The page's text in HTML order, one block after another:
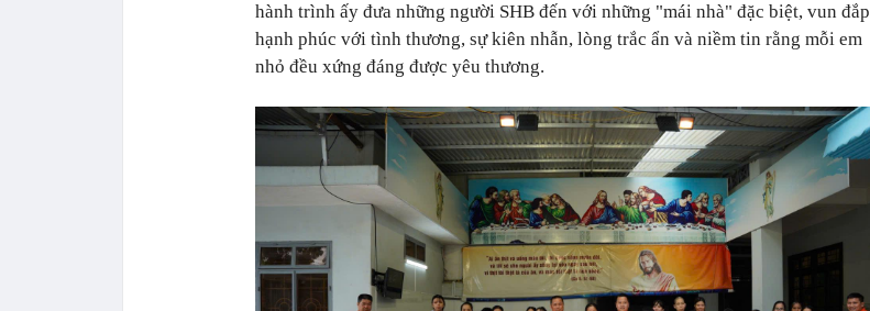
hành trình ấy đưa những người SHB đến với những "mái nhà" đặc biệt, vun đắp
hạnh phúc với tình thương, sự kiên nhẫn, lòng trắc ẩn và niềm tin rằng mỗi em
nhỏ đều xứng đáng được yêu thương.